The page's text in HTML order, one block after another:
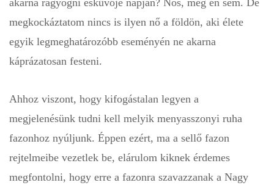
akarna ragyogni esküvője napján? Nos, még én sem. De
megkockáztatom nincs is ilyen nő a földön, aki élete
egyik legmeghatározóbb eseményén ne akarna
káprázatosan festeni.
Ahhoz viszont, hogy kifogástalan legyen a
megjelenésünk tudni kell melyik menyasszonyi ruha
fazonhoz nyúljunk. Éppen ezért, ma a sellő fazon
rejtelmeibe vezetlek be, elárulom kiknek érdemes
megfontolni, hogy erre a fazonra szavazzanak a Nagy